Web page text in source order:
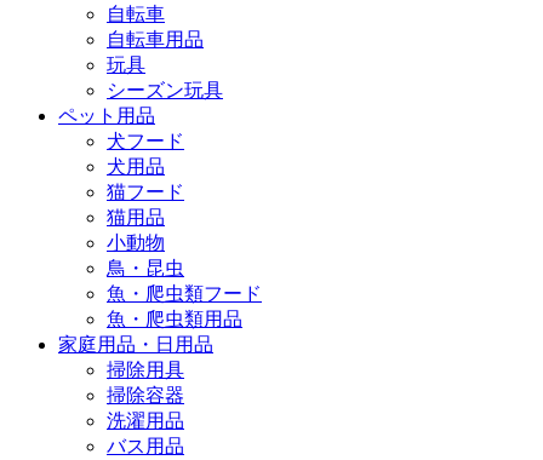
自転車
自転車用品
玩具
シーズン玩具
ペット用品
犬フード
犬用品
猫フード
猫用品
小動物
鳥・昆虫
魚・爬虫類フード
魚・爬虫類用品
家庭用品・日用品
掃除用具
掃除容器
洗濯用品
バス用品